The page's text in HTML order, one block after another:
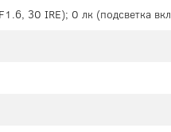
30 IRE); 0 лк (подсветка